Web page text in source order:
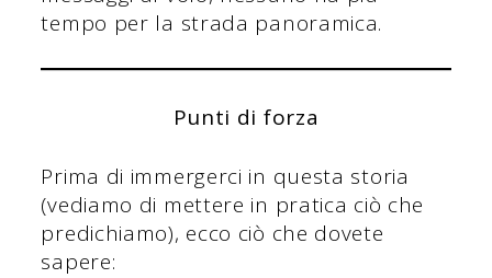
tempo per la strada panoramica.
Punti di forza
Prima di immergerci in questa storia
(vediamo di mettere in pratica ciò che
predichiamo), ecco ciò che dovete
sapere: